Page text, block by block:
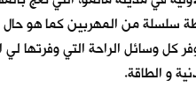
سلسلة من المهربين كما هو
كل وسائل الراحة التي وفرتها لي
و الطاقة.